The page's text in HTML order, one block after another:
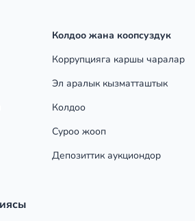
Колдоо жана коопсуздук
Коррупцияга каршы чаралар
Эл аралык кызматташтык
Колдоо
Суроо жооп
Депозиттик аукциондор